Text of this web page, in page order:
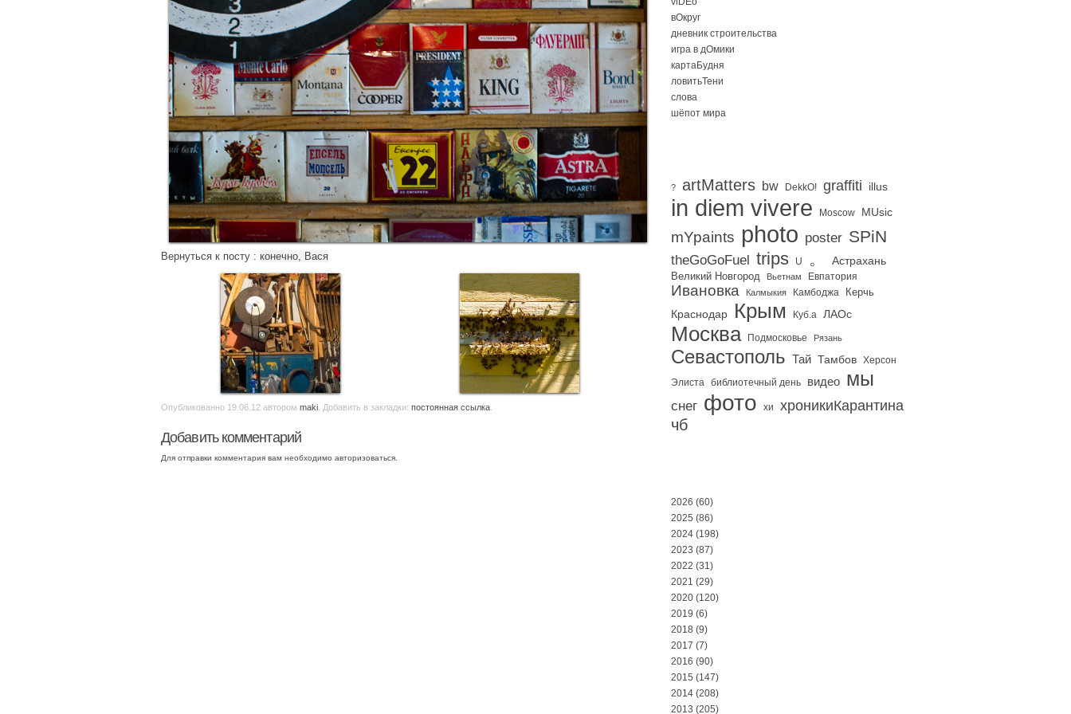
Вернуться к посту : конечно, Вася
Опубликованно 19.06.12 автором maki . Добавить в закладки: постоянная ссылка
Добавить комментарий
Для отправки комментария вам необходимо авторизоваться
вОкруг
дневник строительства
игра в дОмики
картаБудня
ловитьТени
слова
шёпот мира
? artMatters bw DekkO! graffiti illus
in diem vivere Moscow MUsic
mYpaints photo poster SPiN
theGoGoFuel trips U 。 Астрахань
Великий Новгород Вьетнам Евпатория
Ивановка Калмыкия Камбоджа Керчь
Краснодар Крым Куб.а ЛАОс
Москва Подмосковье Рязань
Севастополь Тай Тамбов Херсон
Элиста библиотечный день видео мы
снег фото хи хроникиКарантина
чб
2026 (60)
2025 (86)
2024 (198)
2023 (87)
2022 (31)
2021 (29)
2020 (120)
2019 (6)
2018 (9)
2017 (7)
2016 (90)
2015 (147)
2014 (208)
2013 (205)